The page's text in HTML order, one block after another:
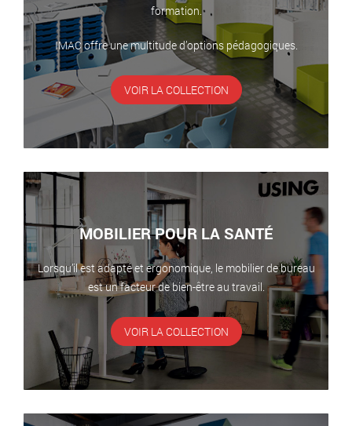
formation.
IMAC offre une multitude d’options pédagogiques.
VOIR LA COLLECTION
MOBILIER POUR LA SANTÉ
Lorsqu’il est adapté et ergonomique, le mobilier de bureau
est un facteur de bien-être au travail.
VOIR LA COLLECTION